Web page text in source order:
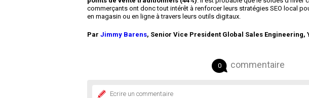
commerçants ont donc tout intérêt à renforcer leurs stratégies SEO local
en magasin ou en ligne à travers leurs outils digitaux.
Par Jimmy Barens, Senior Vice President Global Sales Engineering,
0 commentaire
Ecrire un commentaire